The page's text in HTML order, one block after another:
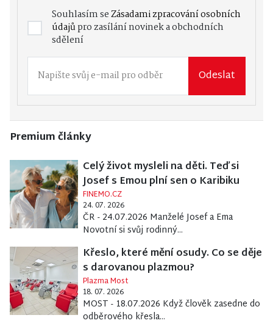
Souhlasím seZásadami zpracování osobních
údajůpro zasílání novinek a obchodních
sdělení
Odeslat
Premium články
Celý život mysleli na děti. Teď si
Josef s Emou plní sen o Karibiku
FINEMO.CZ
24. 07. 2026
ČR - 24.07.2026 Manželé Josef a Ema
Novotní si svůj rodinný...
Křeslo, které mění osudy. Co se děje
s darovanou plazmou?
Plazma Most
18. 07. 2026
MOST - 18.07.2026 Když člověk zasedne do
odběrového křesla...